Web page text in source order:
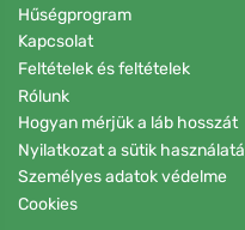
Hűségprogram
Kapcsolat
Feltételek és feltételek
Rólunk
Hogyan mérjük a láb hosszát
Nyilatkozat a sütik
Személyes adatok védelme
Cookies